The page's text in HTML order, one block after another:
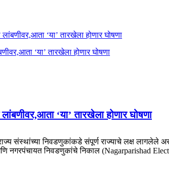
‘या’ तारखेला होणार घोषणा
‘या’ तारखेला होणार घोषणा
संस्थांच्या निवडणुकांकडे संपूर्ण राज्याचे लक्ष लागलेले
नगरपंचायत निवडणुकांचे निकाल (Nagarparishad